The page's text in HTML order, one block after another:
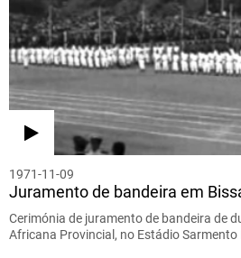
1971-11-09
Juramento de bandeira em
Cerimónia de juramento de bandeira de
Africana Provincial, no Estádio Sarmento